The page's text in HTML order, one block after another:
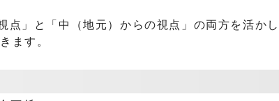
点」と「中（地元）からの視点」の両方を活か
ます。